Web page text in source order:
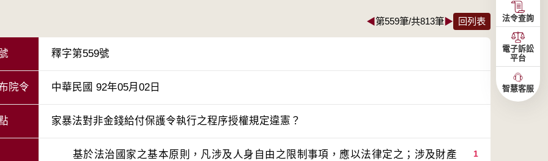
◀第559筆/共813筆▶ 回列表
釋字第559號
院令 中華民國 92年05月02日
家暴法對非金錢給付保護令執行之程序授權規定違憲？
1
基於法治國家之基本原則，凡涉及人身自由之限制事項，應以法律定之；涉及財產
法令查詢
電子訴訟
平台
智慧客服